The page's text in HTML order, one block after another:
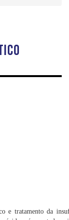
e tratamento da